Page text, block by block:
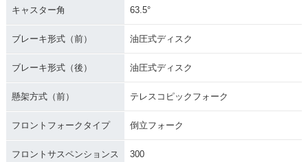
キャスター角 63.5°
ブレーキ形式（前） 油圧式ディスク
ブレーキ形式（後） 油圧式ディスク
懸架方式（前） テレスコピックフォーク
フロントフォークタイプ 倒立フォーク
フロントサスペンションス
300